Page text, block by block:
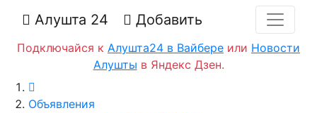
Алушта 24 Добавить
Подключайся к Алушта24 в Вайбере или Новости
Алушты в Яндекс Дзен.
Объявления